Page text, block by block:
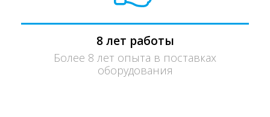
8 лет работы
Более 8 лет опыта в поставках
оборудования